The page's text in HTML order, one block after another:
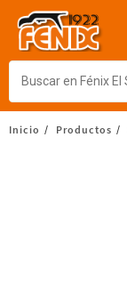
Inicio Productos